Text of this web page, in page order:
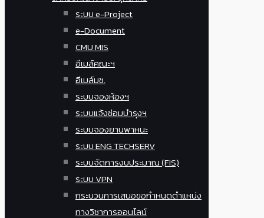
ระบบ e-Project
e-Document
CMU MIS
อีเมล์คณะฯ
อีเมล์มช.
ระบบจองห้องฯ
ระบบแจ้งซ่อมบำรุงฯ
ระบบจองยานพาหนะ
ระบบ ENG TECHSERV
ระบบจัดการงบประมาณ (FIS)
ระบบ VPN
กระบวนการเสนอขอกำหนดตำแหน่ง
ทางวิชาการออนไลน์